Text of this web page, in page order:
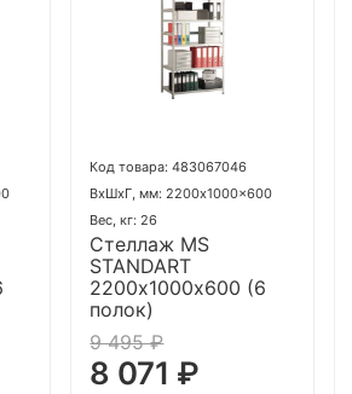
Код товара: 483067046
ВхШхГ, мм: 2200x1000x600
Вес, кг: 26
Стеллаж MS
STANDART
2200х1000х600 (6
полок)
9 495 ₽
8 071 ₽